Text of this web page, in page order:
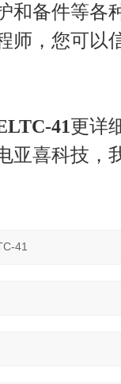
和备件等各
师，您可以
41更详
亚喜科技，